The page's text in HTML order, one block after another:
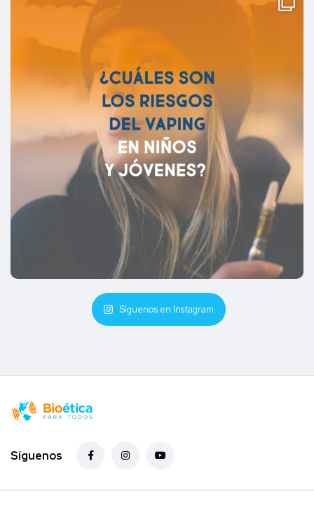
Síguenos en Instagram
Síguenos